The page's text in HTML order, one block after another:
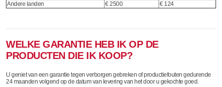
Andere landen
€ 2500 € 124
WELKE GARANTIE HEB IK OP DE
PRODUCTEN DIE IK KOOP?
U geniet van een garantie tegen verborgen gebreken of productiefouten gedurende
24 maanden volgend op de datum van levering van het door u gekochte goed.